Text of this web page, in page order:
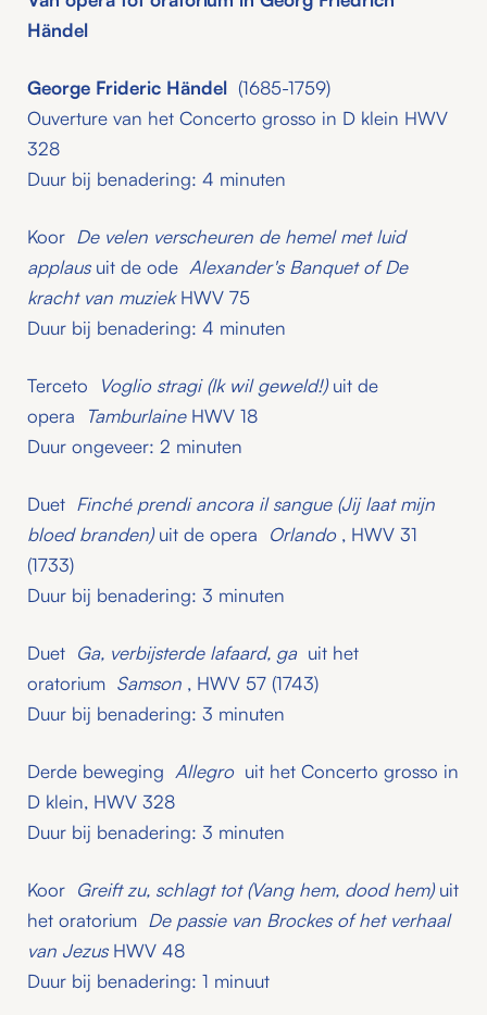
Händel
George Frideric Händel (1685-1759)
Ouverture van het Concerto grosso in D klein HWV
328
Duur bij benadering: 4 minuten
Koor De velen verscheuren de hemel met luid
applausuit de ode Alexander's Banquet of De
kracht van muziekHWV 75
Duur bij benadering: 4 minuten
Terceto Voglio stragi (Ik wil geweld!)uit de
opera
TamburlaineHWV 18
Duur ongeveer: 2 minuten
Duet Finché prendi ancora il sangue (Jij laat mijn
bloed branden)uit de opera Orlando, HWV 31
(1733)
Duur bij benadering: 3 minuten
Duet Ga, verbijsterde lafaard, gauit het
oratorium Samson , HWV 57 (1743)
Duur bij benadering: 3 minuten
Derde beweging Allegrouit het Concerto grosso in
D klein, HWV 328
Duur bij benadering: 3 minuten
Koor Greift zu, schlagt tot (Vang hem, dood hem)uit
het oratorium De passie van Brockes of het verhaal
van JezusHWV 48
Duur bij benadering: 1 minuut